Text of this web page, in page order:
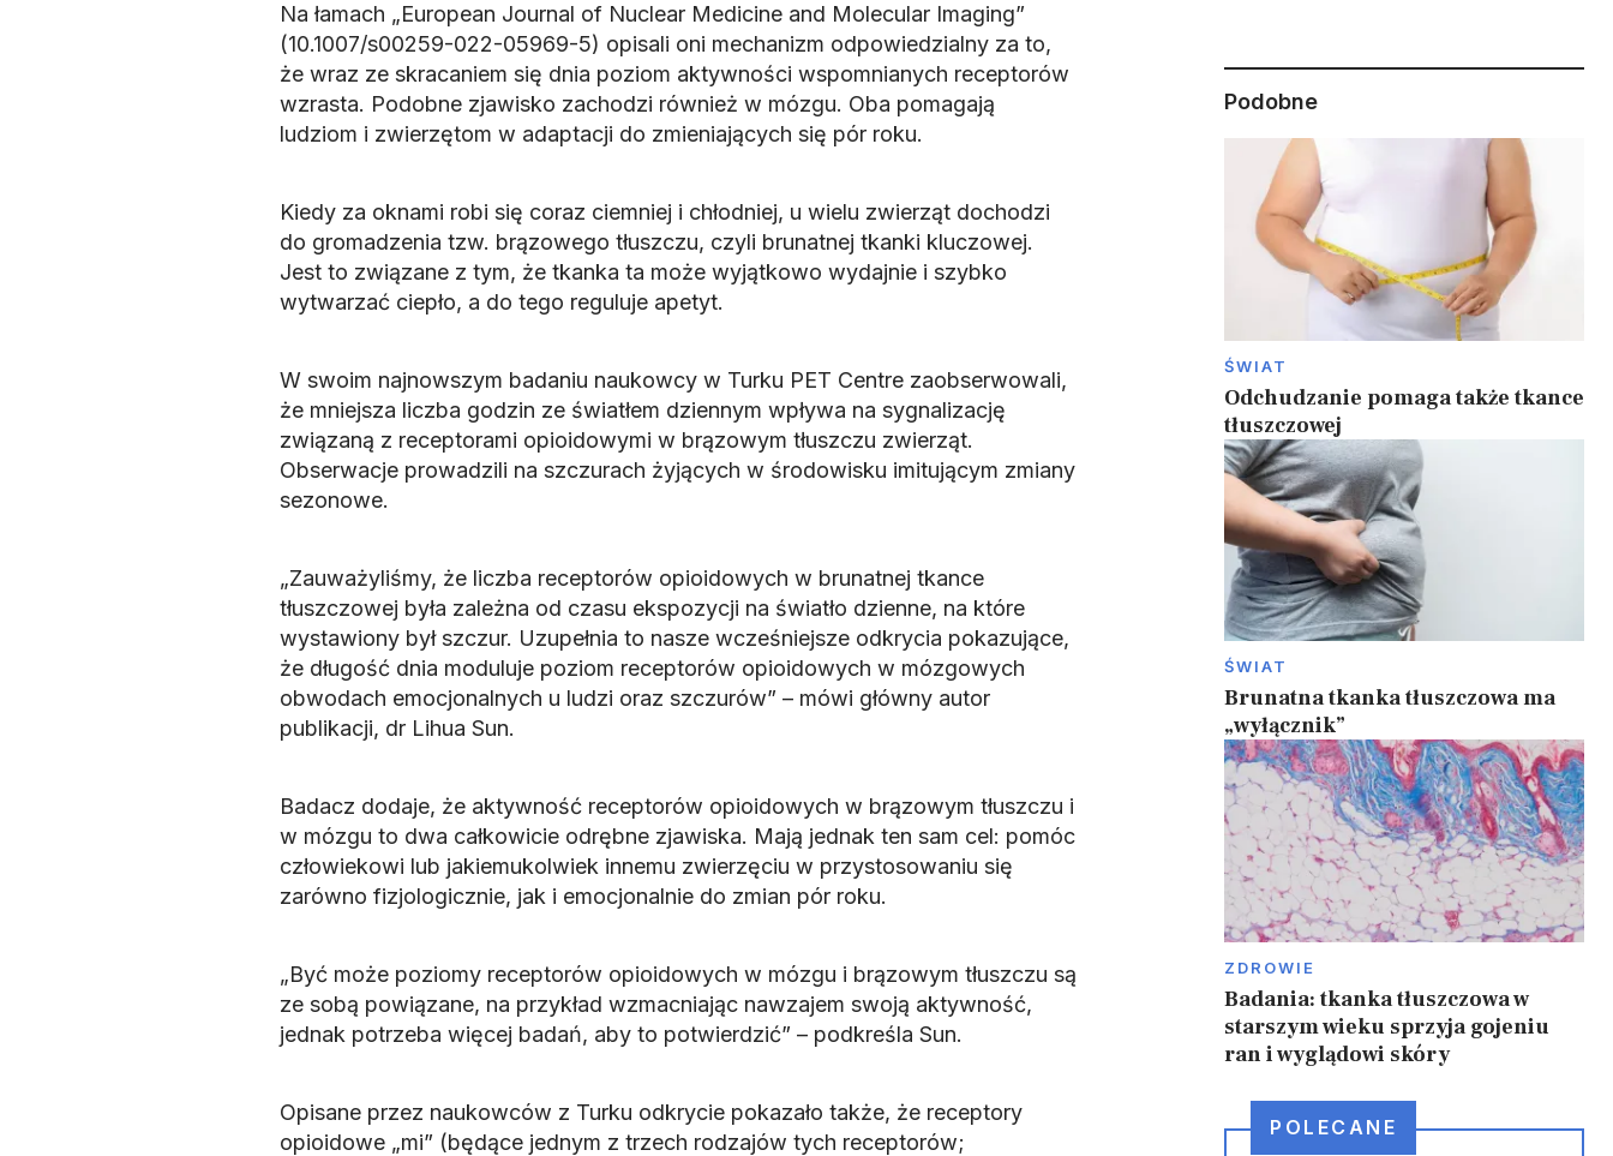
Na łamach „European Journal of Nuclear Medicine and Molecular Imaging”
(10.1007/s00259-022-05969-5) opisali oni mechanizm odpowiedzialny za to,
że wraz ze skracaniem się dnia poziom aktywności wspomnianych receptorów
wzrasta. Podobne zjawisko zachodzi również w mózgu. Oba pomagają
ludziom i zwierzętom w adaptacji do zmieniających się pór roku.
Kiedy za oknami robi się coraz ciemniej i chłodniej, u wielu zwierząt dochodzi
do gromadzenia tzw. brązowego tłuszczu, czyli brunatnej tkanki kluczowej.
Jest to związane z tym, że tkanka ta może wyjątkowo wydajnie i szybko
wytwarzać ciepło, a do tego reguluje apetyt.
W swoim najnowszym badaniu naukowcy w Turku PET Centre zaobserwowali,
że mniejsza liczba godzin ze światłem dziennym wpływa na sygnalizację
związaną z receptorami opioidowymi w brązowym tłuszczu zwierząt.
Obserwacje prowadzili na szczurach żyjących w środowisku imitującym zmiany
sezonowe.
„Zauważyliśmy, że liczba receptorów opioidowych w brunatnej tkance
tłuszczowej była zależna od czasu ekspozycji na światło dzienne, na które
wystawiony był szczur. Uzupełnia to nasze wcześniejsze odkrycia pokazujące,
że długość dnia moduluje poziom receptorów opioidowych w mózgowych
obwodach emocjonalnych u ludzi oraz szczurów” – mówi główny autor
publikacji, dr Lihua Sun.
Badacz dodaje, że aktywność receptorów opioidowych w brązowym tłuszczu i
w mózgu to dwa całkowicie odrębne zjawiska. Mają jednak ten sam cel: pomóc
człowiekowi lub jakiemukolwiek innemu zwierzęciu w przystosowaniu się
zarówno fizjologicznie, jak i emocjonalnie do zmian pór roku.
„Być może poziomy receptorów opioidowych w mózgu i brązowym tłuszczu są
ze sobą powiązane, na przykład wzmacniając nawzajem swoją aktywność,
jednak potrzeba więcej badań, aby to potwierdzić” – podkreśla Sun.
Opisane przez naukowców z Turku odkrycie pokazało także, że receptory
opioidowe „mi” (będące jednym z trzech rodzajów tych receptorów;
Podobne
ŚWIAT
Odchudzanie pomaga także tkance
tłuszczowej
ŚWIAT
Brunatna tkanka tłuszczowa ma
„wyłącznik”
ZDROWIE
Badania: tkanka tłuszczowa w
starszym wieku sprzyja gojeniu
ran i wyglądowi skóry
POLECANE